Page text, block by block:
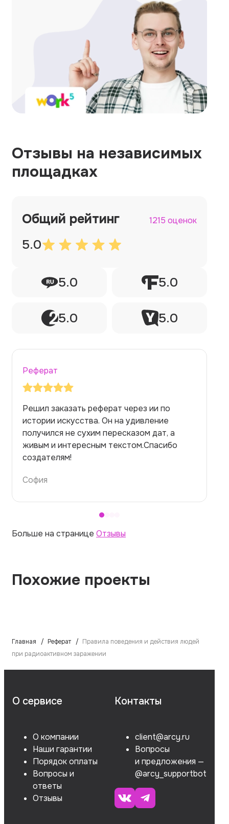
Отзывы на независимых
площадках
Общий рейтинг 1215 оценок
5.0
5.0 5.0
5.0 5.0
Реферат
Заказывала реферат с помощью нейросети
на медицинскую тему. Ожидала худшего,
но справилась. Термины использовала
правильно. Для быстрого ознакомления с
темой — идеально.
Алина
Больше на странице Отзывы
Похожие проекты
Главная Реферат
Правила поведения и действия людей
при радиоактивном заражении
О сервисе
О компании
Наши гарантии
Порядок оплаты
Вопросы и
ответы
Отзывы
Контакты
client@arcy.ru
Вопросы
и предложения —
@arcy_supportbot